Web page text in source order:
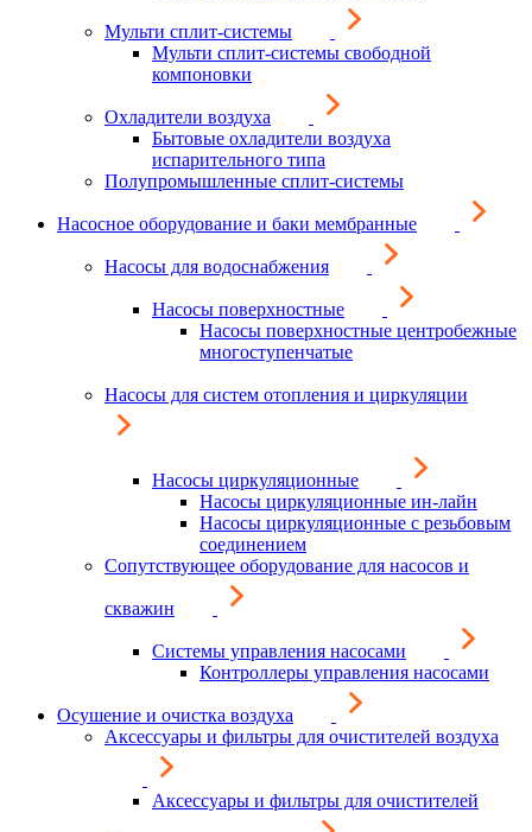
Мульти сплит-системы
Мульти сплит-системы свободной
компоновки
Охладители воздуха
Бытовые охладители воздуха
испарительного типа
Полупромышленные сплит-системы
Насосное оборудование и баки мембранные
Насосы для водоснабжения
Насосы поверхностные
Насосы поверхностные центробежные
многоступенчатые
Насосы для систем отопления и циркуляции
Насосы циркуляционные
Насосы циркуляционные ин-лайн
Насосы циркуляционные с резьбовым
соединением
Сопутствующее оборудование для насосов и
скважин
Системы управления насосами
Контроллеры управления насосами
Осушение и очистка воздуха
Аксессуары и фильтры для очистителей воздуха
Аксессуары и фильтры для очистителей